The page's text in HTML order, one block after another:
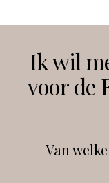
Instagram
Ik wil
voor de
Van